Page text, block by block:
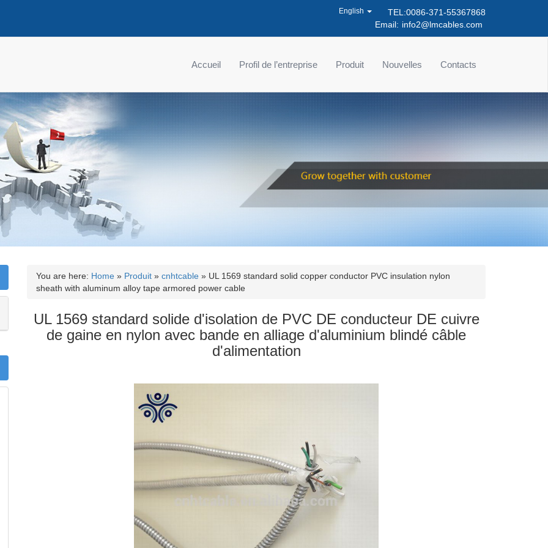
TEL:0086-371-55367868
Email: info2@lmcables.com
English
Accueil Profil de l’entreprise Produit Nouvelles Contacts
You are here: Home » Produit » cnhtcable » UL 1569 standard solid copper conductor PVC insulation nylon
sheath with aluminum alloy tape armored power cable
UL 1569 standard solide d'isolation de PVC DE conducteur DE cuivre
de gaine en nylon avec bande en alliage d'aluminium blindé câble
d'alimentation